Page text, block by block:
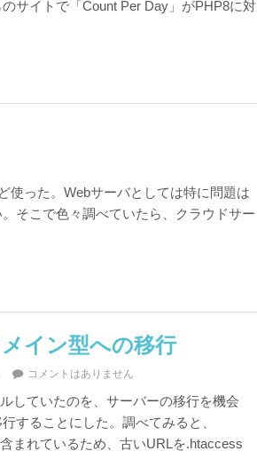
サイトで「Count Per Day」がPHP8に対
使った。Webサーバとしては特に問題は
そこで色々調べていたら、クラウドサー
イン型への移行
コメントはありません
していたのを、サーバーの移行を機会
することにした。調べてみると、
まれているため、古いURLを.htaccess